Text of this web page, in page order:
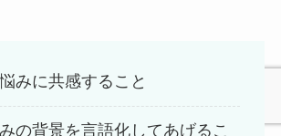
みに共感すること
の背景を言語化してあげるこ